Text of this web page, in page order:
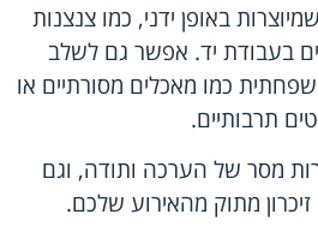
באופן ידני, כמו צנצנות
בעבודת יד. אפשר גם לשלב
כמו מאכלים מסורתיים או
תרבותיים.
מסר של הערכה ותודה, וגם
מתוק מהאירוע שלכם.